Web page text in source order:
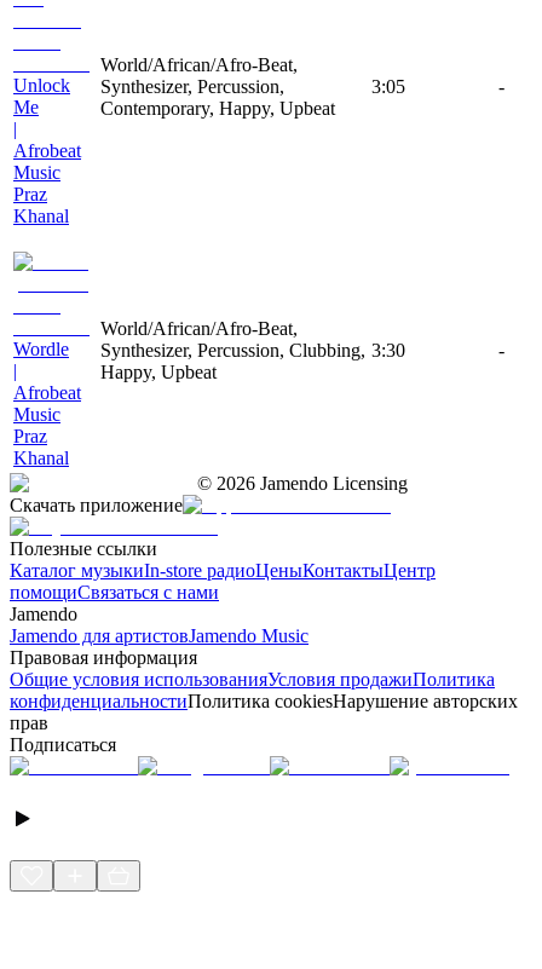
Unlock
Me
|
Afrobeat
Music
Praz
Khanal
World/African/Afro-Beat,
Synthesizer, Percussion,
Contemporary, Happy, Upbeat
3:05 -
Wordle
|
Afrobeat
Music
Praz
Khanal
World/African/Afro-Beat,
Synthesizer, Percussion, Clubbing,
Happy, Upbeat
3:30 -
© 2026 Jamendo Licensing
Скачать приложение
Полезные ссылки
Каталог музыкиIn-store радиоЦеныКонтактыЦентр
помощиСвязаться с нами
Jamendo
Jamendo для артистовJamendo Music
Правовая информация
Общие условия использованияУсловия продажиПолитика
конфиденциальностиПолитика cookiesНарушение авторских
прав
Подписаться